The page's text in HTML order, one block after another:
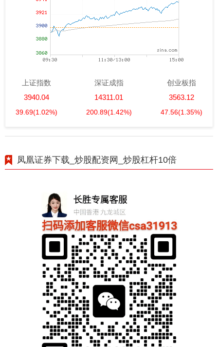
上证指数
3940.04
39.69(1.02%)
深证成指
14311.01
200.89(1.42%)
创业板指
3563.12
47.56(1.35%)
凤凰证券下载_炒股配资网_炒股杠杆10倍